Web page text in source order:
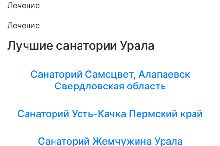
Лечение
Лечение
Лучшие санатории Урала
Санаторий Самоцвет, Алапаевск
Свердловская область
Санаторий Усть-Качка Пермский край
Санаторий Жемчужина Урала